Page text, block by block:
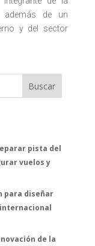
además de un
y del sector
Buscar
pista del
vuelos y
para diseñar
de la